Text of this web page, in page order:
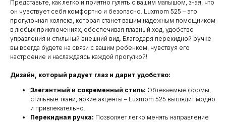
Представьте, как легко и приятно гулять с вашим малышом, зная, что
он чувствует себя комфортно и безопасно. Luxmom 525 – это
прогулочная коляска, которая станет вашим надежным помощником
в любых приключениях, обеспечивая плавный ход, удобство
управления и стильный внешний вид. Благодаря перекидной ручке
вы всегда будете на связи с вашим ребенком, чувствуя его
настроение и наслаждаясь каждой прогулкой!
Дизайн, который радует глаз и дарит удобство:
Элегантный и современный стиль: Обтекаемые формы,
стильные ткани, яркие акценты – Luxmom 525 выглядит модно
и привлекательно.
Перекидная ручка: Позволяет легко менять направление